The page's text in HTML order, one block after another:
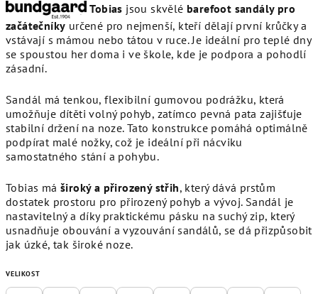
Tobias jsou skvělé barefoot sandály pro
začátečníky určené pro nejmenší, kteří dělají první krůčky a
vstávají s mámou nebo tátou v ruce. Je ideální pro teplé dny
se spoustou her doma i ve škole, kde je podpora a pohodlí
zásadní.
Sandál má tenkou, flexibilní gumovou podrážku, která
umožňuje dítěti volný pohyb, zatímco pevná pata zajišťuje
stabilní držení na noze. Tato konstrukce pomáhá optimálně
podpírat malé nožky, což je ideální při nácviku
samostatného stání a pohybu.
Tobias má široký a přirozený střih, který dává prstům
dostatek prostoru pro přirozený pohyb a vývoj. Sandál je
nastavitelný a díky praktickému pásku na suchý zip, který
usnadňuje obouvání a vyzouvání sandálů, se dá přizpůsobit
jak úzké, tak široké noze.
VELIKOST